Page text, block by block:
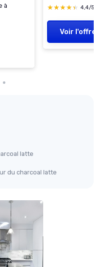
à
★★★★★
★★★★★ 4,4/5
Voir l'offre
latte
du charcoal latte